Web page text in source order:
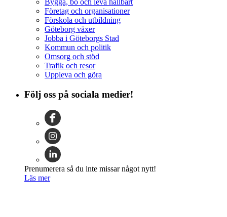
Bygga, bo och leva hållbart
Företag och organisationer
Förskola och utbildning
Göteborg växer
Jobba i Göteborgs Stad
Kommun och politik
Omsorg och stöd
Trafik och resor
Uppleva och göra
Följ oss på sociala medier!
Prenumerera så du inte missar något nytt!
Läs mer